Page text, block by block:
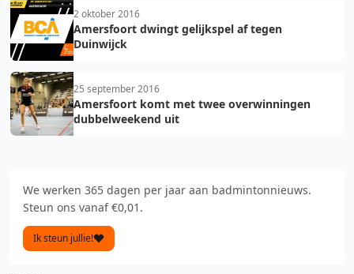
2 oktober 2016
Amersfoort dwingt gelijkspel af tegen
Duinwijck
25 september 2016
Amersfoort komt met twee overwinningen
dubbelweekend uit
We werken 365 dagen per jaar aan badmintonnieuws.
Steun ons vanaf €0,01.
Ik steun jullie!